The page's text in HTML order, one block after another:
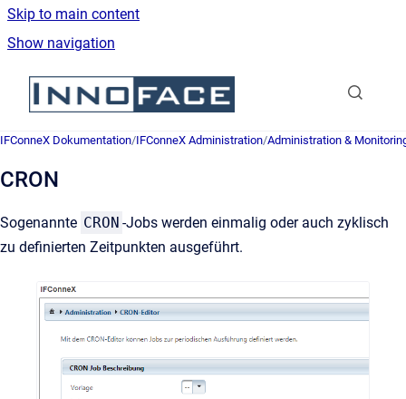
Skip to main content
Show navigation
Go to homepage
IFConneX Dokumentation/IFConneX Administration/Administration &
CRON
Sogenannte CRON -Jobs werden einmalig oder auch zyklisch
zu definierten Zeitpunkten ausgeführt.